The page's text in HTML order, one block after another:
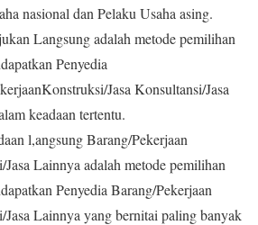
nasional dan Pelaku Usaha asing.
Langsung adalah metode pemilihan
Penyedia
Jasa Konsultansi/Jasa
keadaan tertentu.
l,angsung Barang/Pekerjaan
Lainnya adalah metode pemilihan
Penyedia Barang/Pekerjaan
Lainnya yang bernitai paling banyak